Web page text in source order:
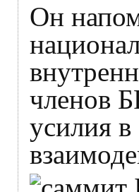
Он
членов
усилия